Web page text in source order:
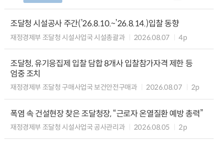
조달청 시설공사 주간(’26.8.10.~’26.8.14.)입찰 동향
재정경제부 조달청 시설사업국 시설총괄과 2026.08.07 4p
조달청, 유기응집제 입찰 담합 8개사 입찰참가자격 제한 등
엄중 조치
재정경제부 조달청 구매사업국 보건안전구매과 2026.08.07 2p
폭염 속 건설현장 찾은 조달청장, “근로자 온열질환 예방 총력”
재정경제부 조달청 시설사업국 공사관리과 2026.08.05 2p